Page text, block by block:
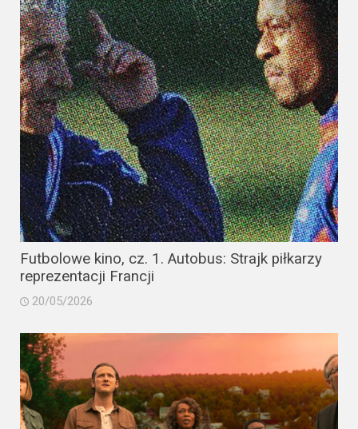
Futbolowe kino, cz. 1. Autobus: Strajk piłkarzy
reprezentacji Francji
20/05/2026